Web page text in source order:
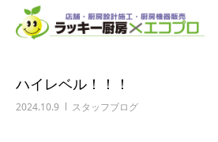
ハイレベル！！！
2024.10.9 スタッフブログ